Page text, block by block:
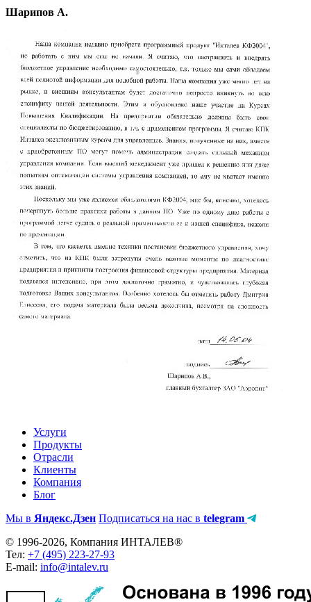
Шарипов А.
Услуги
Продукты
Отрасли
Клиенты
Компания
Блог
Мы в Яндекс.Дзен Подписаться на нас в telegram
© 1996-2026, Компания ИНТАЛЕВ®
Тел: +7 (495) 223-27-93
E-mail: info@intalev.ru